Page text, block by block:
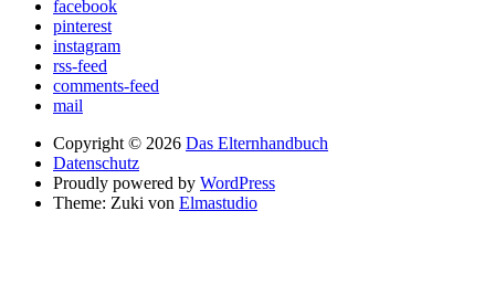
facebook
pinterest
instagram
rss-feed
comments-feed
mail
Copyright © 2026 Das Elternhandbuch
Datenschutz
Proudly powered by WordPress
Theme: Zuki von Elmastudio